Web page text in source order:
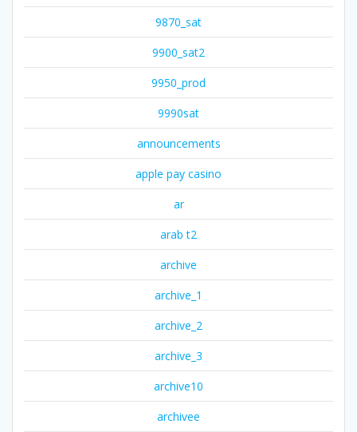
9870_sat
9900_sat2
9950_prod
9990sat
announcements
apple pay casino
ar
arab t2
archive
archive_1
archive_2
archive_3
archive10
archivee